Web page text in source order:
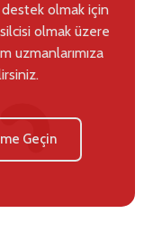
destek olmak için
olmak üzere
uzmanlarımıza
Geçin